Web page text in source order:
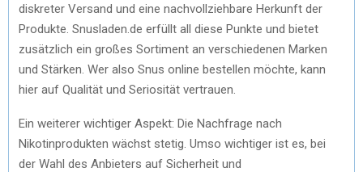
diskreter Versand und eine nachvollziehbare Herkunft der
Produkte. Snusladen.de erfüllt all diese Punkte und bietet
zusätzlich ein großes Sortiment an verschiedenen Marken
und Stärken. Wer also Snus online bestellen möchte, kann
hier auf Qualität und Seriosität vertrauen.
Ein weiterer wichtiger Aspekt: Die Nachfrage nach
Nikotinprodukten wächst stetig. Umso wichtiger ist es, bei
der Wahl des Anbieters auf Sicherheit und